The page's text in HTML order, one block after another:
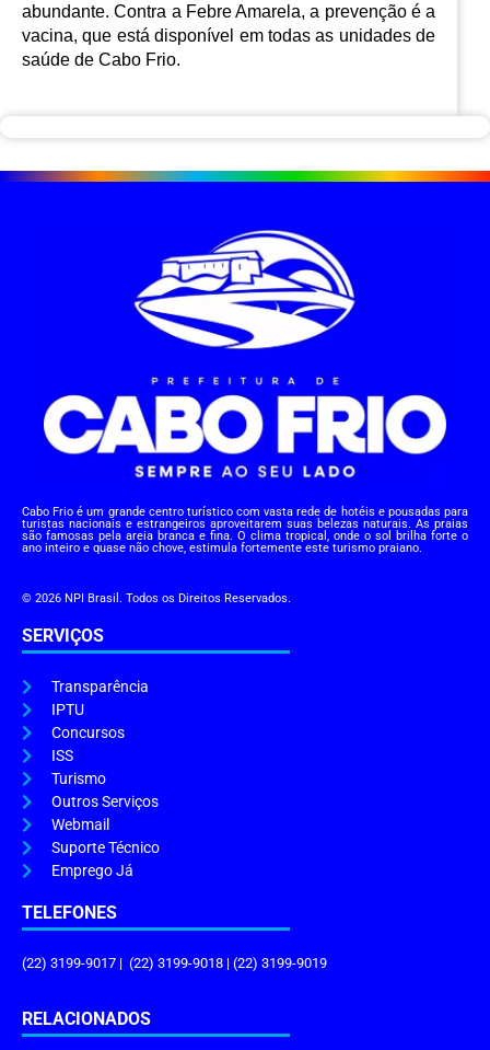
abundante. Contra a Febre Amarela, a prevenção é a
vacina, que está disponível em todas as unidades de
saúde de Cabo Frio.
Cabo Frio é um grande centro turístico com vasta rede de hotéis e pousadas para
turistas nacionais e estrangeiros aproveitarem suas belezas naturais. As praias
são famosas pela areia branca e fina. O clima tropical, onde o sol brilha forte o
ano inteiro e quase não chove, estimula fortemente este turismo praiano.
© 2026 NPI Brasil. Todos os Direitos Reservados.
SERVIÇOS
Transparência
IPTU
Concursos
ISS
Turismo
Outros Serviços
Webmail
Suporte Técnico
Emprego Já
TELEFONES
(22) 3199-9017 | (22) 3199-9018 | (22) 3199-9019
RELACIONADOS